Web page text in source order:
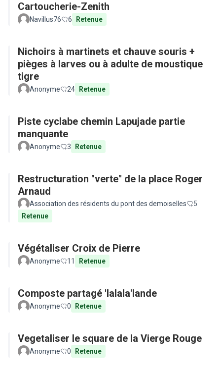
Cartoucherie-Zenith
Navillus76 6 Retenue
Nichoirs à martinets et chauve souris +
pièges à larves ou à adulte de moustique
tigre
Anonyme 24 Retenue
Piste cyclabe chemin Lapujade partie
manquante
Anonyme 3 Retenue
Restructuration "verte" de la place Roger
Arnaud
Association des résidents du pont des demoiselles
5
Retenue
Végétaliser Croix de Pierre
Anonyme 11 Retenue
Composte partagé 'lalala'lande
Anonyme 0 Retenue
Vegetaliser le square de la Vierge Rouge
Anonyme 0 Retenue